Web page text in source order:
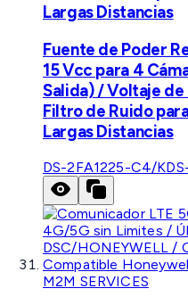
Largas Distancias
Fuente de Poder
15 Vcc para 4
Salida) / Voltaje
Filtro de Ruido
Largas Distancias
DS-2FA1225-C4/K
M2M SERVICES